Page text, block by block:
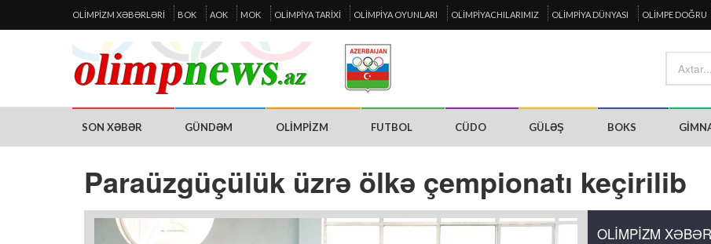
OLIMPIZM XƏBƏRLƏRI BOK AOK MOK OLIMPIYA TARIXI OLIMPIYA OYUNLARI OLIMPIYACHILARIMIZ OLIMPIYA DÜNYASI OLIMPE DOĞRU
SON XƏBƏR GÜNDƏM OLIMPIZM FUTBOL CÜDO GÜLƏŞ BOKS
Paraüzgüçülük üzrə ölkə çempionatı keçirilib
OLIMPIZM